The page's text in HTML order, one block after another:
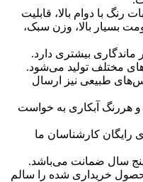
رنگ با دوام بالا، قابلیت
بسیار بالا، وزن سبک،
ماندگاری بیشتری دارد.
مختلف تولید می‌شود.
طبیعی نیز ارسال
هررنگ آبکاری به خواست
رایگان کارشناسان ما
سال ضمانت می‌باشد.
خریداری شده را سالم